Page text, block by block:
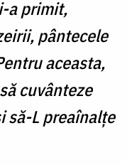
a primit,
pântecele
aceasta,
cuvânteze
să-L preaînalţe